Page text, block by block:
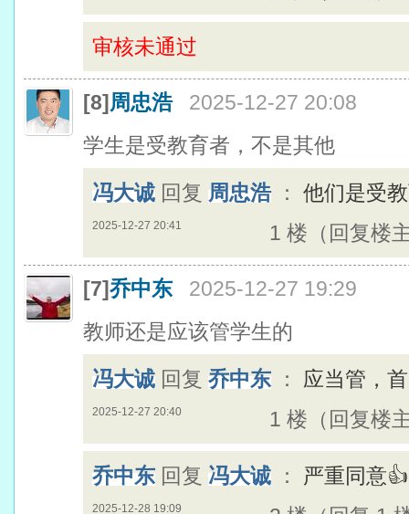
审核未通过
[8]周忠浩
2025-12-27 20:08
学生是受教育者，不是其他
冯大诚 回复 周忠浩 ： 他们是受
2025-12-27 20:41 1 楼（回复楼
[7]乔中东
2025-12-27 19:29
教师还是应该管学生的
冯大诚 回复 乔中东 ： 应当管，
2025-12-27 20:40 1 楼（回复楼
乔中东 回复 冯大诚 ： 严重同意👍
2025-12-28 19:09